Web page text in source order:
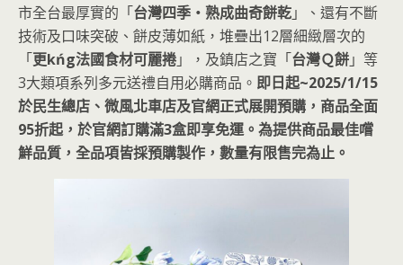
市全台最厚實的「台灣四季・熟成曲奇餅乾」、還有不斷
技術及口味突破、餅皮薄如紙，堆疊出12層細緻層次的
「更kńg法國食材可麗捲」，及鎮店之寶「台灣Ｑ餅」等
3大類項系列多元送禮自用必購商品。 即日起~2025/1/15
於民生總店、微風北車店及官網正式展開預購，商品全面
95折起，於官網訂購滿3盒即享免運。為提供商品最佳嚐
鮮品質，全品項皆採預購製作，數量有限售完為止。